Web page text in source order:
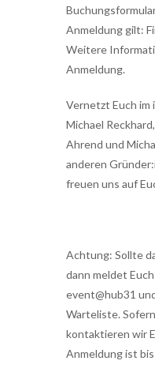
Anmeldung gilt:
Weitere
Anmeldung.
Vernetzt Euch im
Michael
Ahrend und
anderen
freuen uns auf
Achtung: Sollte
dann meldet
event@hub31
Warteliste.
kontaktieren wir
Anmeldung ist bis